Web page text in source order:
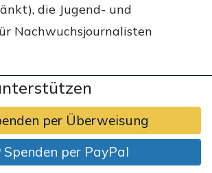
die Jugend- und
Nachwuchsjournalisten
per Überweisung
Spenden per PayPal